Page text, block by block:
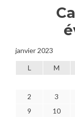
janvier 2023
L M
2
3
9
10